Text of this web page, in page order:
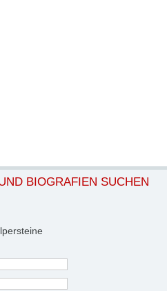
BIOGRAFIEN SUCHEN